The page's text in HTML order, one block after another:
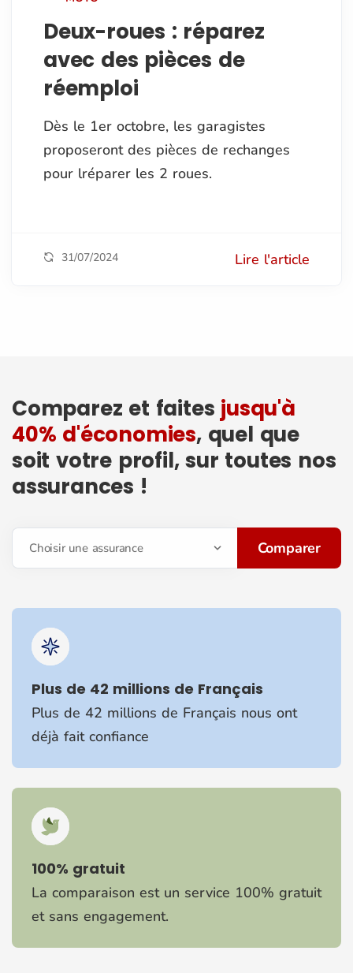
Deux-roues : réparez
avec des pièces de
réemploi
Dès le 1er octobre, les garagistes
proposeront des pièces de rechanges
pour lréparer les 2 roues.
31/07/2024 Lire l'article
Plus de 42 millions de Français
Plus de 42 millions de Français nous ont
déjà fait confiance
100% gratuit
La comparaison est un service 100% gratuit
et sans engagement.
Comparez et faites jusqu'à
40% d'économies, quel que
soit votre profil, sur toutes nos
assurances !
Choisir une assurance Comparer